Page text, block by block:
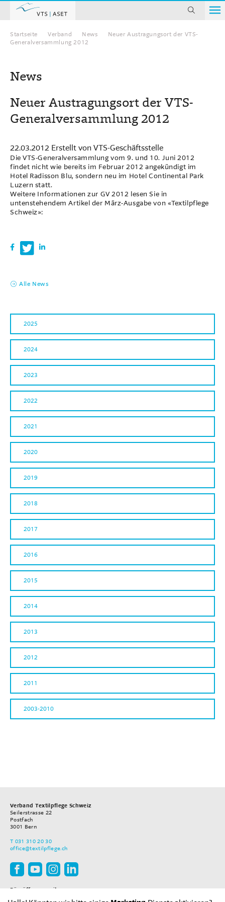
Home
Startseite Verband News
Neuer Austragungsort der VTS-
Generalversammlung 2012
News
Neuer Austragungsort der VTS-
Generalversammlung 2012
22.03.2012 Erstellt von VTS-Geschäftsstelle
Die VTS-Generalversammlung vom 9. und 10. Juni 2012
findet nicht wie bereits im Februar 2012 angekündigt im
Hotel Radisson Blu, sondern neu im Hotel Continental Park
Luzern statt.
Weitere Informationen zur GV 2012 lesen Sie in
untenstehendem Artikel der März-Ausgabe von «Textilpflege
Schweiz»:
Alle News
2025
2024
2023
2022
2021
2020
2019
2018
2017
2016
2015
2014
2013
2012
2011
2003-2010
Verband Textilpflege Schweiz
Seilerstrasse 22
Postfach
3001 Bern
T 031 310 20 30
office@textilpflege.ch
Büroöffnungszeiten